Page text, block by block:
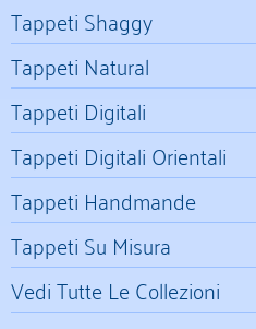
Tappeti Shaggy
Tappeti Natural
Tappeti Digitali
Tappeti Digitali Orientali
Tappeti Handmande
Tappeti Su Misura
Vedi Tutte Le Collezioni